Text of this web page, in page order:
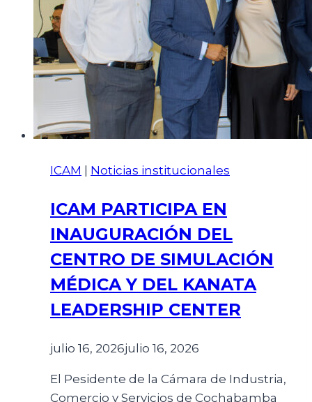
ICAM | Noticias institucionales
ICAM PARTICIPA EN
INAUGURACIÓN DEL
CENTRO DE SIMULACIÓN
MÉDICA Y DEL KANATA
LEADERSHIP CENTER
julio 16, 2026julio 16, 2026
El Pesidente de la Cámara de Industria,
Comercio y Servicios de Cochabamba